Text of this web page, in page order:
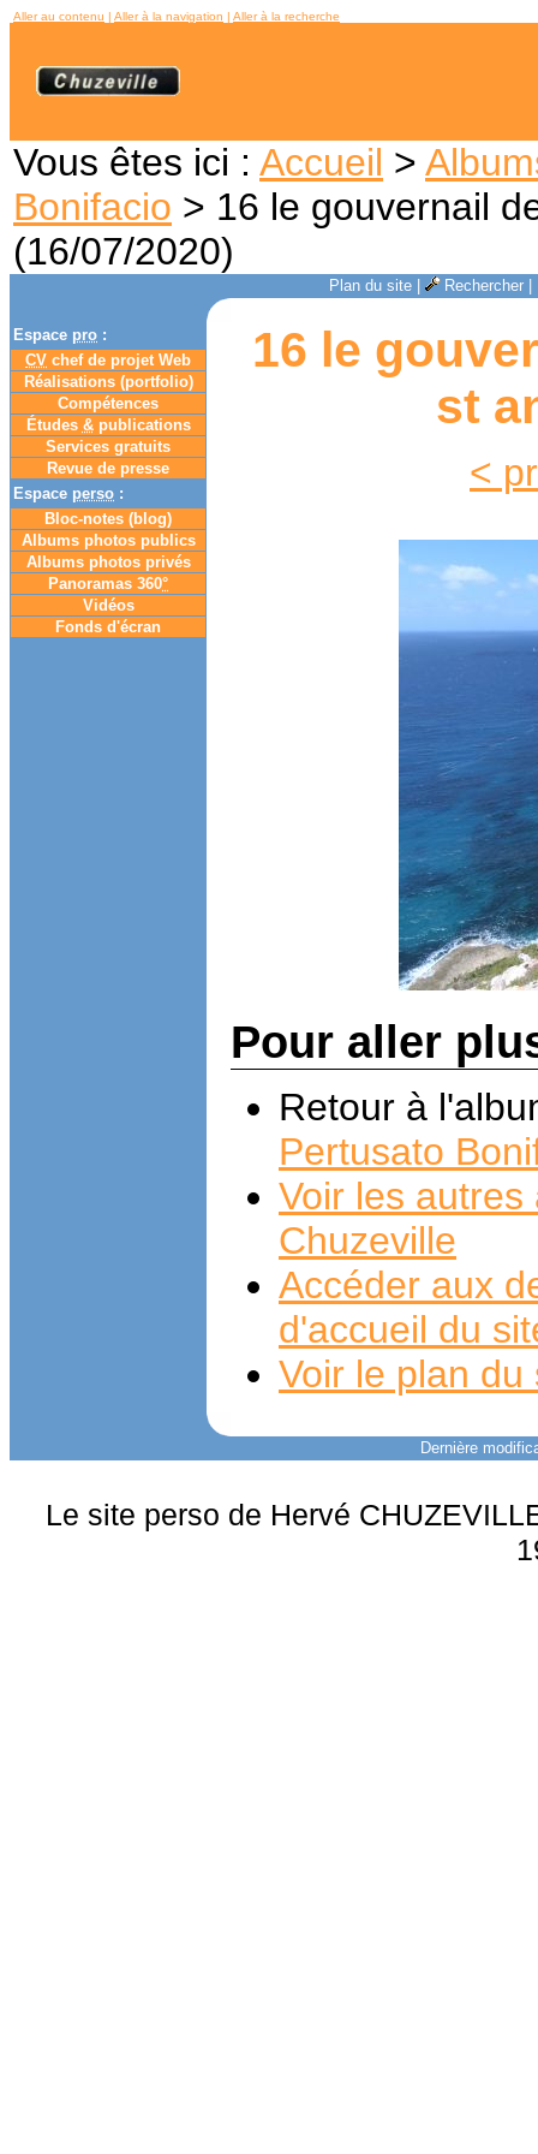
Aller au contenu | Aller à la navigation | Aller à la recherche
Vous êtes ici : Accueil >
Bonifacio > 16 le gouvernail
(16/07/2020)
Plan du site| Rechercher|
Espace pro :
CV chef de projet Web
Réalisations (portfolio)
Compétences
Études &publications
Services gratuits
Revue de presse
Espace perso :
Bloc-notes (blog)
Albums photos publics
Albums photos privés
Panoramas 360°
Vidéos
Fonds d'écran
16 le
st
<
Pour aller
Retour à
Pertusato
Voir les
Chuzeville
Accéder aux
d'accueil du
Voir le plan du
Dernière
Le site perso de Hervé